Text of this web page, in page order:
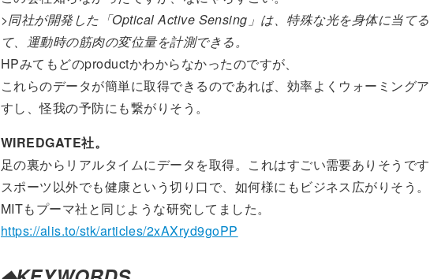
>同社が開発した「Optical Active Sensing」は、特殊な光を身体に当て
て、運動時の筋肉の変位量を計測できる。
HPみてもどのproductかわからなかったのですが、
これらのデータが簡単に取得できるのであれば、効率よくウォーミング
すし、怪我の予防にも繋がりそう。
WIREDGATE社。
足の裏からリアルタイムにデータを取得。これはすごい需要ありそうです
スポーツ以外でも健康という切り口で、如何様にもビジネス広がりそう。
MITもプーマ社と同じような研究してました。
https://alis.to/stk/articles/2xAXryd9goPP